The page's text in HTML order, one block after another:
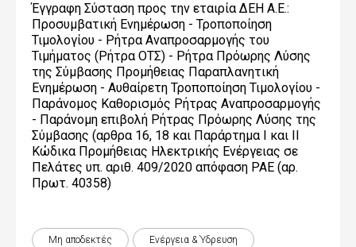
Έγγραφη Σύσταση προς την εταιρία ΔΕΗ Α.Ε.:
Προσυμβατική Ενημέρωση - Τροποποίηση
Τιμολογίου - Ρήτρα Αναπροσαρμογής του
Τιμήματος (Ρήτρα ΟΤΣ) - Ρήτρα Πρόωρης Λύσης
της Σύμβασης Προμήθειας Παραπλανητική
Ενημέρωση - Αυθαίρετη Τροποποίηση Τιμολογίου -
Παράνομος Καθορισμός Ρήτρας Αναπροσαρμογής
- Παράνομη επιβολή Ρήτρας Πρόωρης Λύσης της
Σύμβασης (αρθρα 16, 18 και Παράρτημα Ι και ΙΙ
Κώδικα Προμήθειας Ηλεκτρικής Ενέργειας σε
Πελάτες υπ. αριθ. 409/2020 απόφαση ΡΑΕ (αρ.
Πρωτ. 40358)
Μη αποδεκτές Ενέργεια & Ύδρευση